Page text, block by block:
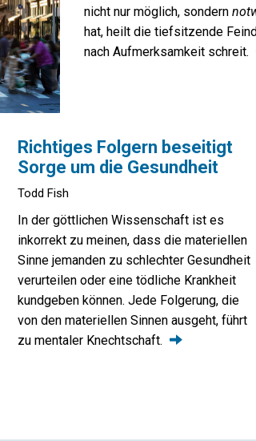
nicht nur möglich, sondern
hat, heilt die tiefsitzende
nach Aufmerksamkeit schreit.
Richtiges Folgern beseitigt
Sorge um die Gesundheit
Todd Fish
In der göttlichen Wissenschaft ist es
inkorrekt zu meinen, dass die materiellen
Sinne jemanden zu schlechter Gesundheit
verurteilen oder eine tödliche Krankheit
kundgeben können. Jede Folgerung, die
von den materiellen Sinnen ausgeht, führt
zu mentaler Knechtschaft.